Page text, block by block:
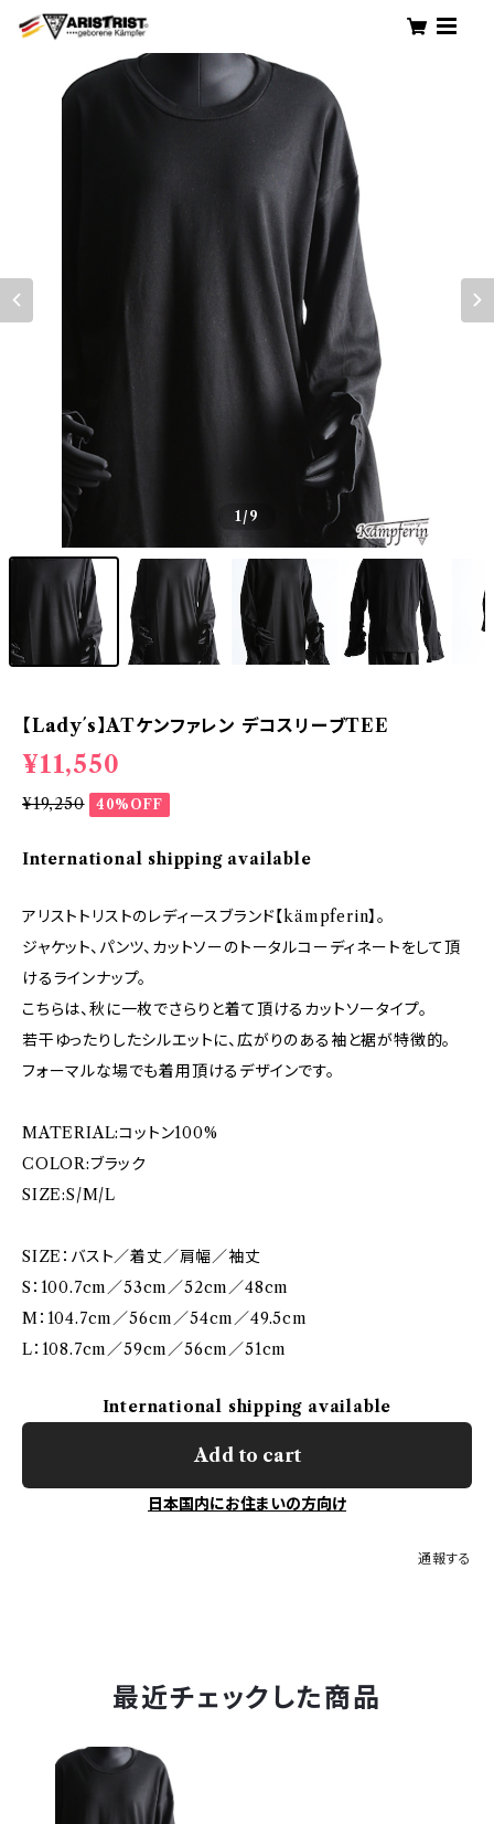
1/9
【Lady´s】ATケンファレン デコスリーブTEE
¥11,550
¥19,250 40%OFF
International shipping available
アリストトリストのレディースブランド【kämpferin】。
ジャケット、パンツ、カットソーのトータルコーディネートをして頂
けるラインナップ。
こちらは、秋に一枚でさらりと着て頂けるカットソータイプ。
若干ゆったりしたシルエットに、広がりのある袖と裾が特徴的。
フォーマルな場でも着用頂けるデザインです。
MATERIAL:コットン100%
COLOR:ブラック
SIZE:S/M/L
SIZE：バスト／着丈／肩幅／袖丈
S：100.7cm／53cm／52cm／48cm
M：104.7cm／56cm／54cm／49.5cm
L：108.7cm／59cm／56cm／51cm
International shipping available
Add to cart
日本国内にお住まいの方向け
通報する
最近チェックした商品